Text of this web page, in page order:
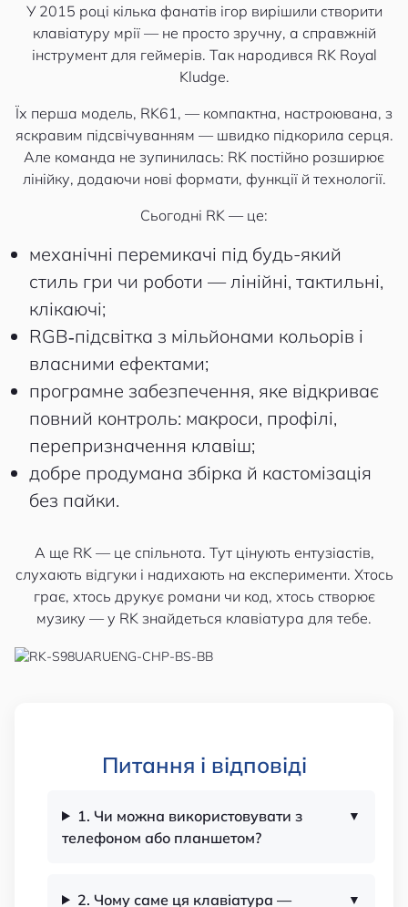
У 2015 році кілька фанатів ігор вирішили створити
клавіатуру мрії — не просто зручну, а справжній
інструмент для геймерів. Так народився RK Royal
Kludge.
Їх перша модель, RK61, — компактна, настроювана, з
яскравим підсвічуванням — швидко підкорила серця.
Але команда не зупинилась: RK постійно розширює
лінійку, додаючи нові формати, функції й технології.
Сьогодні RK — це:
механічні перемикачі під будь-який
стиль гри чи роботи — лінійні, тактильні,
клікаючі;
RGB‑підсвітка з мільйонами кольорів і
власними ефектами;
програмне забезпечення, яке відкриває
повний контроль: макроси, профілі,
перепризначення клавіш;
добре продумана збірка й кастомізація
без пайки.
А ще RK — це спільнота. Тут цінують ентузіастів,
слухають відгуки і надихають на експерименти. Хтось
грає, хтось друкує романи чи код, хтось створює
музику — у RK знайдеться клавіатура для тебе.
Питання і відповіді
1. Чи можна використовувати з
телефоном або планшетом?
2. Чому саме ця клавіатура —